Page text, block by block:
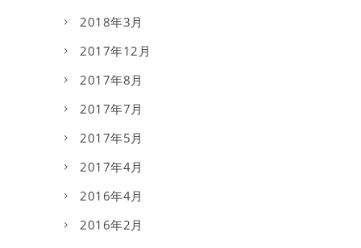
2018年3月
2017年12月
2017年8月
2017年7月
2017年5月
2017年4月
2016年4月
2016年2月